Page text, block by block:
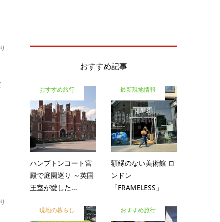
おすすめ記事
おすすめ旅行
ハンプトンコート宮
殿で庭園巡り ～英国
王室が愛した...
最新現地情報
額縁のない美術館 ロ
ンドン
「FRAMELESS」
現地の暮らし おすすめ旅行